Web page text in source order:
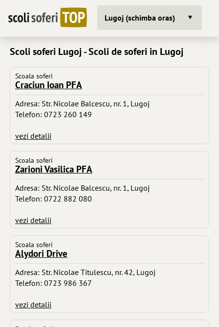
Lugoj (schimba oras)
Scoli soferi Lugoj - Scoli de soferi in Lugoj
Scoala soferi
Craciun Ioan PFA
Adresa: Str. Nicolae Balcescu, nr. 1, Lugoj
Telefon: 0723 260 149
vezi detalii
Scoala soferi
Zarioni Vasilica PFA
Adresa: Str. Nicolae Balcescu, nr. 1, Lugoj
Telefon: 0722 882 080
vezi detalii
Scoala soferi
Alydori Drive
Adresa: Str. Nicolae Titulescu, nr. 42, Lugoj
Telefon: 0723 986 367
vezi detalii